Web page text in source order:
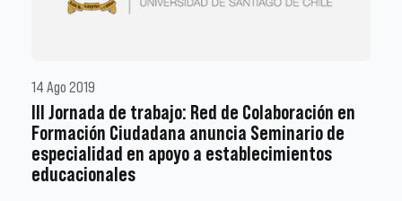
14 Ago 2019
III Jornada de trabajo: Red de Colaboración en
Formación Ciudadana anuncia Seminario de
especialidad en apoyo a establecimientos
educacionales